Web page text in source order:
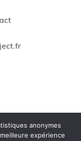
anonymes
expérience